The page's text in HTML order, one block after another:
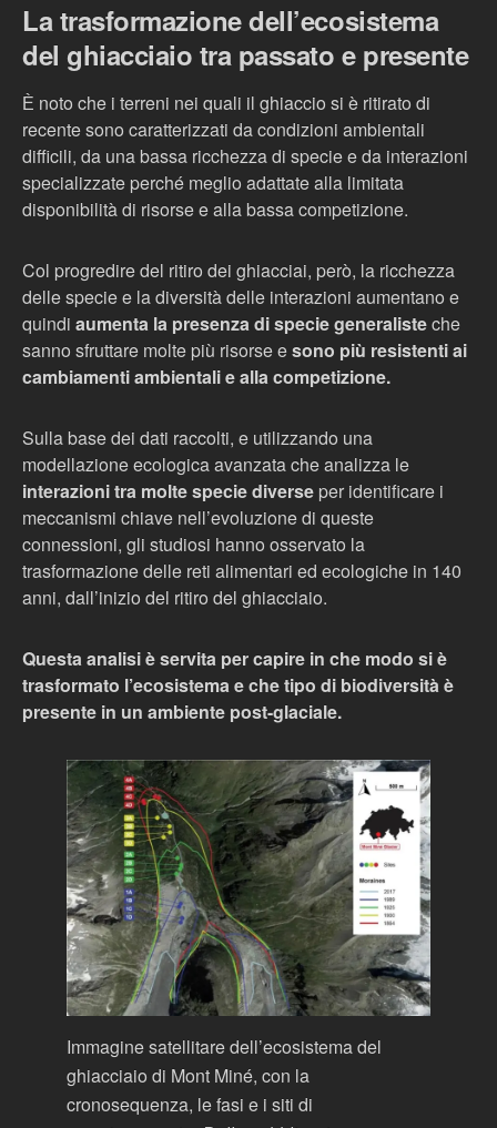
La trasformazione dell’ecosistema
del ghiacciaio tra passato e presente
Ѐ noto che i terreni nei quali il ghiaccio si è ritirato di
recente sono caratterizzati da condizioni ambientali
difficili, da una bassa ricchezza di specie e da interazioni
specializzate perché meglio adattate alla limitata
disponibilità di risorse e alla bassa competizione.
Col progredire del ritiro dei ghiacciai, però, la ricchezza
delle specie e la diversità delle interazioni aumentano e
quindi aumenta la presenza di specie generalisteche
sanno sfruttare molte più risorse esono più resistenti ai
cambiamenti ambientali e alla competizione.
Sulla base dei dati raccolti, e utilizzando una
modellazione ecologica avanzata che analizza le
interazioni tra molte specie diverse per identificare i
meccanismi chiave nell’evoluzione di queste
connessioni, gli studiosi hanno osservato la
trasformazione delle reti alimentari ed ecologiche in 140
anni, dall’inizio del ritiro del ghiacciaio.
Questa analisi è servita per capire in che modo si è
trasformato l’ecosistema e che tipo di biodiversità è
presente in un ambiente post-glaciale.
Immagine satellitare dell’ecosistema del
ghiacciaio di Mont Miné, con la
cronosequenza, le fasi e i siti di